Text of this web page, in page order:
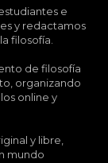
e
y redactamos
filosofía.
de filosofía
organizando
online y
y libre,
mundo